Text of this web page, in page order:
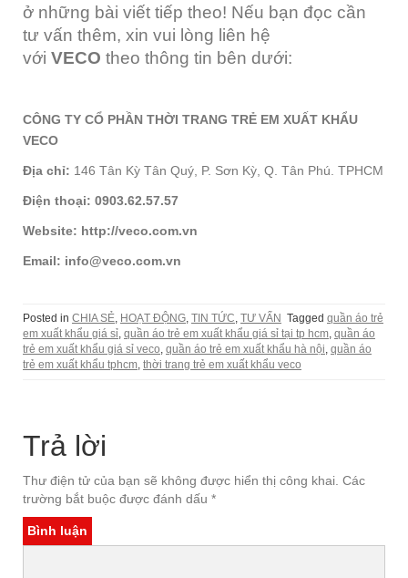
ở những bài viết tiếp theo! Nếu bạn đọc cần
tư vấn thêm, xin vui lòng liên hệ
với VECO theo thông tin bên dưới:
CÔNG TY CỔ PHẦN THỜI TRANG TRẺ EM XUẤT KHẨU
VECO
Địa chỉ: 146 Tân Kỳ Tân Quý, P. Sơn Kỳ, Q. Tân Phú. TPHCM
Điện thoại: 0903.62.57.57
Website: http://veco.com.vn
Email: info@veco.com.vn
Posted in CHIA SẺ HOẠT ĐỘNG TIN TỨC TƯ VẤN Tagged quần áo trẻ
em xuất khẩu giá sỉ quần áo trẻ em xuất khẩu giá sỉ tại tp hcm quần áo
trẻ em xuất khẩu giá sỉ veco quần áo trẻ em xuất khẩu hà nội quần áo
trẻ em xuất khẩu tphcm thời trang trẻ em xuất khẩu veco
Trả lời
Thư điện tử của bạn sẽ không được hiển thị công khai. Các
trường bắt buộc được đánh dấu *
Bình luận